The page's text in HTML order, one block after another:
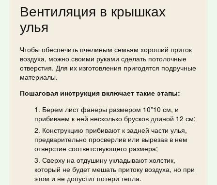
Вентиляция в крышках
улья
Чтобы обеспечить пчелиным семьям хороший приток
воздуха, можно своими руками сделать потолочные
отверстия. Для их изготовления пригодятся подручные
материалы.
Пошаговая инструкция включает такие этапы:
Берем лист фанеры размером 10*10 см, и
прибиваем к ней несколько брусков длиной 12 см;
Конструкцию прибивают к задней части улья,
предварительно просверлив или вырезав в нем
отверстие соответствующего размера;
Сверху на отдушину укладывают холстик,
который не будет мешать притоку воздуха, но при
этом и не допустит потери тепла.